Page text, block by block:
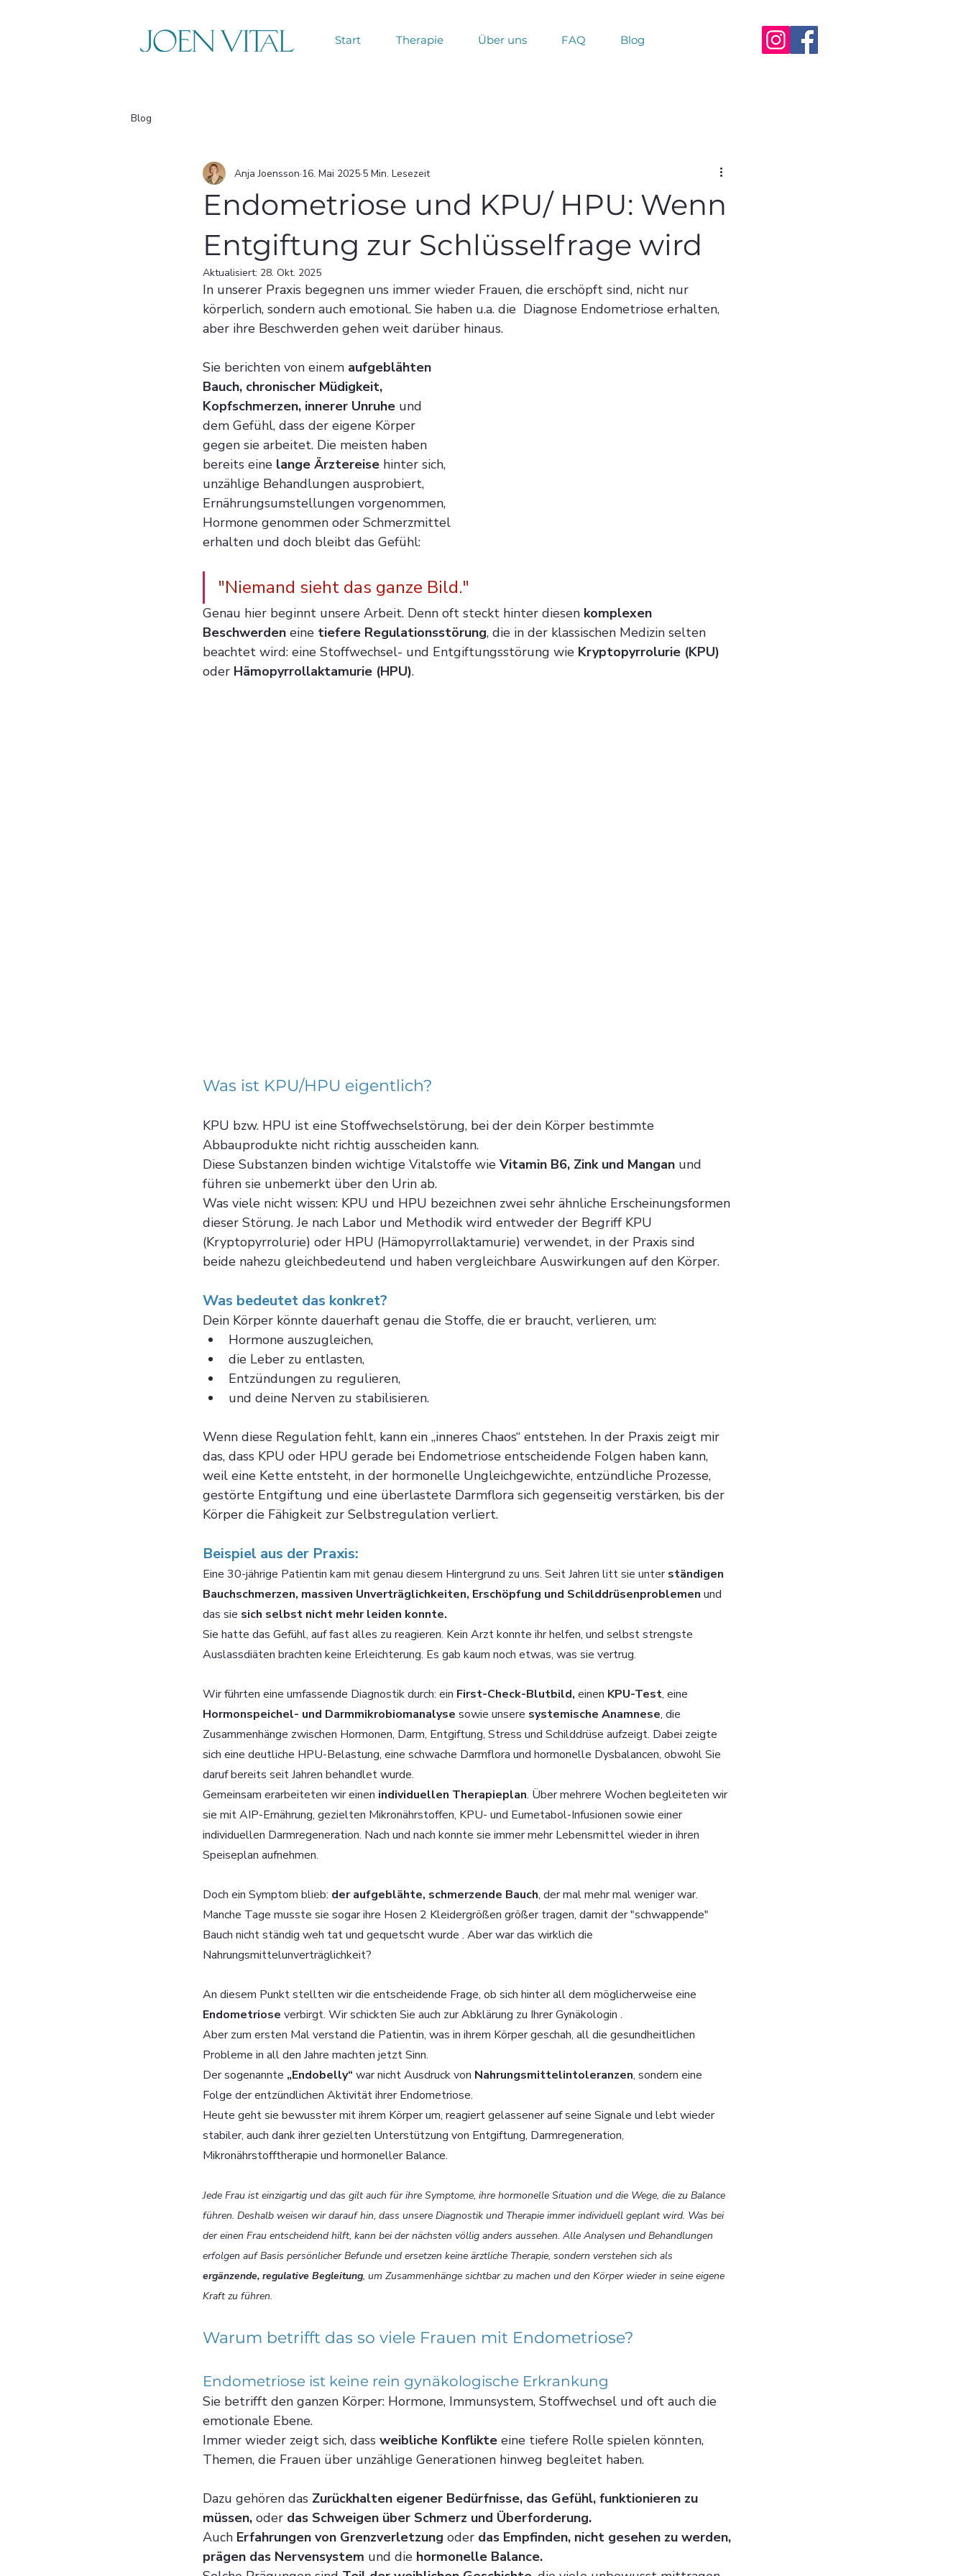
Start Therapie Über uns FAQ Blog
Blog
Endometriose und KPU/ HPU: Wenn
Entgiftung zur Schlüsselfrage wird
Anja Joensson 16. Mai 2025 5 Min. Lesezeit
Aktualisiert: 28. Okt. 2025
In unserer Praxis begegnen uns immer wieder Frauen, die erschöpft sind, nicht nur
körperlich, sondern auch emotional. Sie haben u.a. die  Diagnose Endometriose erhalten,
aber ihre Beschwerden gehen weit darüber hinaus.
Sie berichten von einem aufgeblähten
Bauch, chronischer Müdigkeit,
Kopfschmerzen, innerer Unruhe und
dem Gefühl, dass der eigene Körper
gegen sie arbeitet. Die meisten haben
bereits eine lange Ärztereise hinter sich,
unzählige Behandlungen ausprobiert,
Ernährungsumstellungen vorgenommen,
Hormone genommen oder Schmerzmittel
erhalten und doch bleibt das Gefühl:
"Niemand sieht das ganze Bild."
Genau hier beginnt unsere Arbeit. Denn oft steckt hinter diesen komplexen
Beschwerden eine tiefere Regulationsstörung, die in der klassischen Medizin selten
beachtet wird: eine Stoffwechsel- und Entgiftungsstörung wie Kryptopyrrolurie (KPU)
oder Hämopyrrollaktamurie (HPU).
Was ist KPU/HPU eigentlich?
KPU bzw. HPU ist eine Stoffwechselstörung, bei der dein Körper bestimmte
Abbauprodukte nicht richtig ausscheiden kann.
Diese Substanzen binden wichtige Vitalstoffe wie Vitamin B6, Zink und Mangan und
führen sie unbemerkt über den Urin ab.
Was viele nicht wissen: KPU und HPU bezeichnen zwei sehr ähnliche Erscheinungsformen
dieser Störung. Je nach Labor und Methodik wird entweder der Begriff KPU
(Kryptopyrrolurie) oder HPU (Hämopyrrollaktamurie) verwendet, in der Praxis sind
beide nahezu gleichbedeutend und haben vergleichbare Auswirkungen auf den Körper.
Was bedeutet das konkret?
Dein Körper könnte dauerhaft genau die Stoffe, die er braucht, verlieren, um:
Hormone auszugleichen,
die Leber zu entlasten,
Entzündungen zu regulieren,
und deine Nerven zu stabilisieren.
Wenn diese Regulation fehlt, kann ein „inneres Chaos“ entstehen. In der Praxis zeigt mir
das, dass KPU oder HPU gerade bei Endometriose entscheidende Folgen haben kann,
weil eine Kette entsteht, in der hormonelle Ungleichgewichte, entzündliche Prozesse,
gestörte Entgiftung und eine überlastete Darmflora sich gegenseitig verstärken, bis der
Körper die Fähigkeit zur Selbstregulation verliert.
Beispiel aus der Praxis:
Eine 30-jährige Patientin kam mit genau diesem Hintergrund zu uns. Seit Jahren litt sie unter ständigen
Bauchschmerzen, massiven Unverträglichkeiten, Erschöpfung und Schilddrüsenproblemen und
das sie sich selbst nicht mehr leiden konnte.
Sie hatte das Gefühl, auf fast alles zu reagieren. Kein Arzt konnte ihr helfen, und selbst strengste
Auslassdiäten brachten keine Erleichterung. Es gab kaum noch etwas, was sie vertrug.
Wir führten eine umfassende Diagnostik durch: ein First-Check-Blutbild, einen KPU-Test, eine
Hormonspeichel- und Darmmikrobiomanalyse sowie unsere systemische Anamnese, die
Zusammenhänge zwischen Hormonen, Darm, Entgiftung, Stress und Schilddrüse aufzeigt. Dabei zeigte
sich eine deutliche HPU-Belastung, eine schwache Darmflora und hormonelle Dysbalancen, obwohl Sie
daruf bereits seit Jahren behandlet wurde.
Gemeinsam erarbeiteten wir einen individuellen Therapieplan. Über mehrere Wochen begleiteten wir
sie mit AIP-Ernährung, gezielten Mikronährstoffen, KPU- und Eumetabol-Infusionen sowie einer
individuellen Darmregeneration. Nach und nach konnte sie immer mehr Lebensmittel wieder in ihren
Speiseplan aufnehmen.
Doch ein Symptom blieb: der aufgeblähte, schmerzende Bauch, der mal mehr mal weniger war.
Manche Tage musste sie sogar ihre Hosen 2 Kleidergrößen größer tragen, damit der "schwappende"
Bauch nicht ständig weh tat und gequetscht wurde . Aber war das wirklich die
Nahrungsmittelunverträglichkeit?
An diesem Punkt stellten wir die entscheidende Frage, ob sich hinter all dem möglicherweise eine
Endometriose verbirgt. Wir schickten Sie auch zur Abklärung zu Ihrer Gynäkologin .
Aber zum ersten Mal verstand die Patientin, was in ihrem Körper geschah, all die gesundheitlichen
Probleme in all den Jahre machten jetzt Sinn.
Der sogenannte „Endobelly“ war nicht Ausdruck von Nahrungsmittelintoleranzen, sondern eine
Folge der entzündlichen Aktivität ihrer Endometriose.
Heute geht sie bewusster mit ihrem Körper um, reagiert gelassener auf seine Signale und lebt wieder
stabiler, auch dank ihrer gezielten Unterstützung von Entgiftung, Darmregeneration,
Mikronährstofftherapie und hormoneller Balance.
Jede Frau ist einzigartig und das gilt auch für ihre Symptome, ihre hormonelle Situation und die Wege, die zu Balance
führen. Deshalb weisen wir darauf hin, dass unsere Diagnostik und Therapie immer individuell geplant wird. Was bei
der einen Frau entscheidend hilft, kann bei der nächsten völlig anders aussehen. Alle Analysen und Behandlungen
erfolgen auf Basis persönlicher Befunde und ersetzen keine ärztliche Therapie, sondern verstehen sich als
ergänzende, regulative Begleitung, um Zusammenhänge sichtbar zu machen und den Körper wieder in seine eigene
Kraft zu führen.
Warum betrifft das so viele Frauen mit Endometriose?
Endometriose ist keine rein gynäkologische Erkrankung
Sie betrifft den ganzen Körper: Hormone, Immunsystem, Stoffwechsel und oft auch die
emotionale Ebene.
Immer wieder zeigt sich, dass weibliche Konflikte eine tiefere Rolle spielen könnten,
Themen, die Frauen über unzählige Generationen hinweg begleitet haben.
Dazu gehören das Zurückhalten eigener Bedürfnisse, das Gefühl, funktionieren zu
müssen, oder das Schweigen über Schmerz und Überforderung.
Auch Erfahrungen von Grenzverletzung oder das Empfinden, nicht gesehen zu werden,
prägen das Nervensystem und die hormonelle Balance.